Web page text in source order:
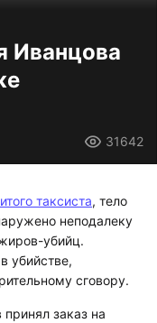
Иванцова
31642
таксиста, тело
неподалеку
убийц.
убийстве,
сговору.
заказ на